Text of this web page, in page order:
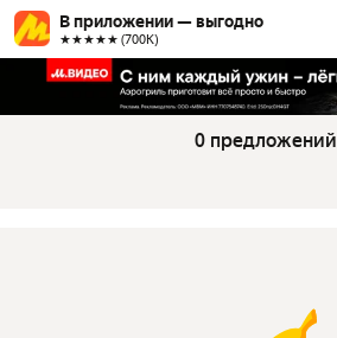
В приложении — выгодно
★★★★★ (700К)
0 предложений